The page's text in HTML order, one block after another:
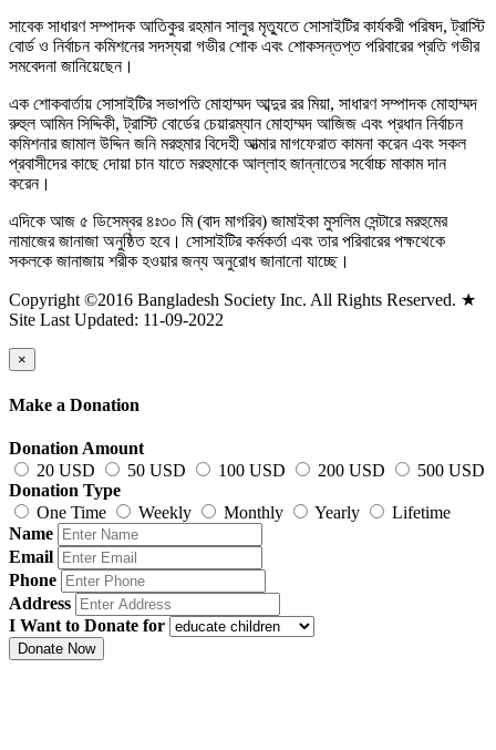
সাবেক সাধারণ সম্পাদক আতিকুর রহমান সালুর মৃত্যুতে সোসাইটির কার্যকরী পরিষদ, ট্রাস্টি
বোর্ড ও নির্বাচন কমিশনের সদস্যরা গভীর শোক এবং শোকসন্তপ্ত পরিবারের প্রতি গভীর
সমবেদনা জানিয়েছেন।
এক শোকবার্তায় সোসাইটির সভাপতি মোহাম্মদ আব্দুর রর মিয়া, সাধারণ সম্পাদক মোহাম্মদ
রুহুল আমিন সিদ্দিকী, ট্রাস্টি বোর্ডের চেয়ারম্যান মোহাম্মদ আজিজ এবং প্রধান নির্বাচন
কমিশনার জামাল উদ্দিন জনি মরহুমার বিদেহী আত্মার মাগফেরাত কামনা করেন এবং সকল
প্রবাসীদের কাছে দোয়া চান যাতে মরহুমাকে আল্লাহ জান্নাতের সর্বোচ্চ মাকাম দান
করেন।
এদিকে আজ ৫ ডিসেম্বর ৪ঃ৩০ মি (বাদ মাগরিব) জামাইকা মুসলিম সেন্টারে মরহুমের
নামাজের জানাজা অনুষ্ঠিত হবে। সোসাইটির কর্মকর্তা এবং তার পরিবারের পক্ষথেকে
সকলকে জানাজায় শরীক হওয়ার জন্য অনুরোধ জানানো যাচ্ছে।
Copyright ©2016 Bangladesh Society Inc. All Rights Reserved. ★
Site Last Updated: 11-09-2022
×
Make a Donation
Donation Amount
20 USD
50 USD 100 USD 200 USD
500 USD
Donation Type
One Time
Weekly Monthly Yearly
Lifetime
Name
Email
Phone
Address
I Want to Donate for
Donate Now